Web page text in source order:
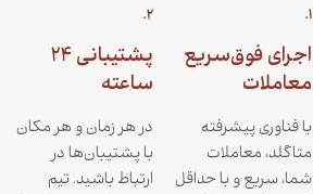
1.
اجرای فوق‌سریع
معاملات
با فناوری پیشرفته
متاگلد، معاملات
شما، سریع و با حداقل
2.
پشتیبانی ۲۴
ساعته
در هر زمان و هر مکان
با پشتیبان‌ها در
ارتباط باشید. تیم